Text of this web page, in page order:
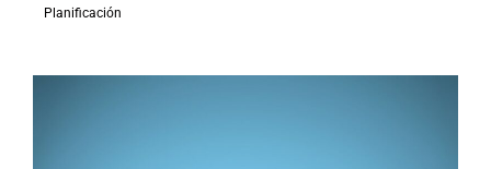
Planificación